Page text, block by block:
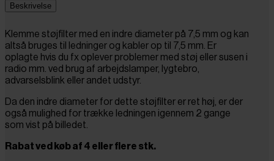
Beskrivelse
Klemme støjfilter med en indre diameter på 7,5 mm og kan
altså bruges til ledninger og kabler op til 7,5 mm. Er
oplagte hvis du fx oplever problemer med støj eller susen i
radio mm. ved brug af arbejdslamper, lygtebro,
advarselsblink eller andet udstyr.
Da den indre diameter for dette støjfilter er ret høj, er der
også mulighed for trække ledningen igennem 2 gange
som vist på billedet.
Rabat ved køb af 4 eller flere stk.